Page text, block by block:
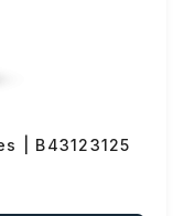
| B43123125